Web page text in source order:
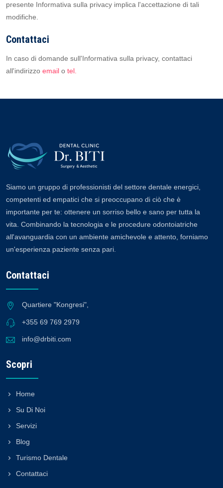
presente Informativa sulla privacy implica l'accettazione di tali
modifiche.
Contattaci
In caso di domande sull'Informativa sulla privacy, contattaci
all'indirizzo email o tel.
Siamo un gruppo di professionisti del settore dentale energici,
competenti ed empatici che si preoccupano di ciò che è
importante per te: ottenere un sorriso bello e sano per tutta la
vita. Combinando la tecnologia e le procedure odontoiatriche
all'avanguardia con un ambiente amichevole e attento, forniamo
un'esperienza paziente senza pari.
Contattaci
Quartiere "Kongresi",
+355 69 769 2979
info@drbiti.com
Scopri
Home
Su Di Noi
Servizi
Blog
Turismo Dentale
Contattaci